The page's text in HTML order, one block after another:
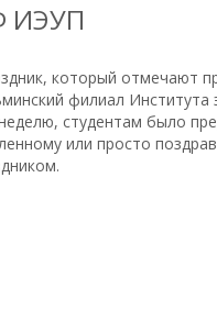
ИЭУП
который отмечают
филиал Института
студентам было
или просто